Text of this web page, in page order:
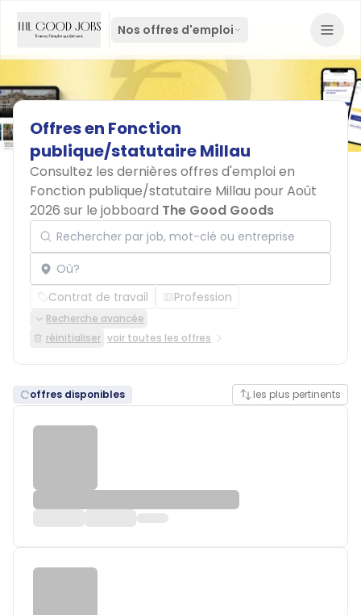
Nos offres d'emploi
Offresen Fonction
publique/statutaireMillau
Consultez les dernières offres d'emploi en
Fonction publique/statutaire Millau pour Août
2026 sur le jobboard The Good Goods
Rechercher par job, mot-clé ou entreprise
Localisation
Contrat de travail Profession
Recherche avancée
réinitialiser voir toutes les offres
offres disponibles les plus pertinents